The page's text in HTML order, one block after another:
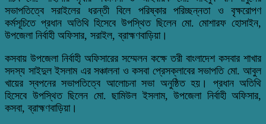
সভাপতিত্বে সরাইলের ধরন্তী বিলে পরিষ্কার পরিচ্ছন্নতা ও বৃক্ষরোপণ
কর্মসূচিতে প্রধান অতিথি হিসেবে উপস্থিত ছিলেন মো. মোশারফ হোসাইন,
উপজেলা নির্বাহী অফিসার, সরাইল, ব্রাহ্মণবাড়িয়া।
কসবায় উপজেলা নির্বাহী অফিসারের সম্মেলন কক্ষে তরী বাংলাদেশ কসবার শাখার
সদস্য সাইদুল ইসলাম এর সঞ্চালনা ও কসবা প্রেসক্লাবের সভাপতি মো. আবুল
খায়ের স্বপনের সভাপতিত্বে আলোচনা সভা অনুষ্ঠিত হয়। প্রধান অতিথি
হিসেবে উপস্থিত ছিলেন মো. ছামিউল ইসলাম, উপজেলা নির্বাহী অফিসার,
কসবা, ব্রাহ্মণবাড়িয়া।